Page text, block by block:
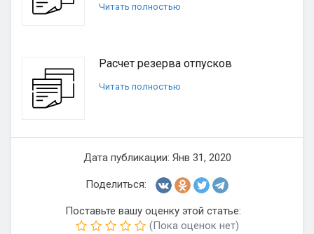
Читать полностью
Расчет резерва отпусков
Читать полностью
Дата публикации: Янв 31, 2020
Поделиться:
Поставьте вашу оценку этой статье:
(Пока оценок нет)